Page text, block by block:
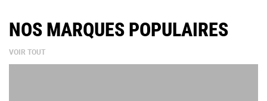
NOS MARQUES POPULAIRES
VOIR TOUT